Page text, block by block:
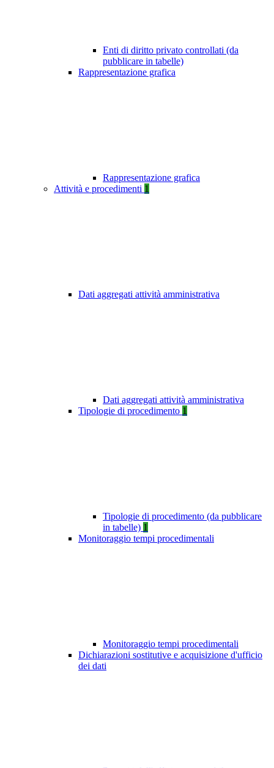
Enti di diritto privato controllati (da
pubblicare in tabelle)
Rappresentazione grafica
Rappresentazione grafica
Attività e procedimenti 1
Dati aggregati attività amministrativa
Dati aggregati attività amministrativa
Tipologie di procedimento 1
Tipologie di procedimento (da pubblicare
in tabelle) 1
Monitoraggio tempi procedimentali
Monitoraggio tempi procedimentali
Dichiarazioni sostitutive e acquisizione d'ufficio
dei dati